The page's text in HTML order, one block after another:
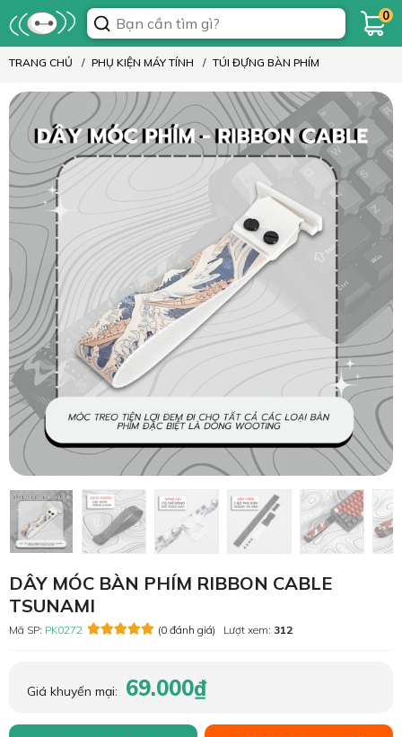
0
TRANG CHỦ PHỤ KIỆN MÁY TÍNH TÚI ĐỰNG BÀN PHÍM
DÂY MÓC BÀN PHÍM RIBBON CABLE
TSUNAMI
Mã SP: PK0272 (0 đánh giá) Lượt xem: 312
Giá khuyến mại: 69.000₫